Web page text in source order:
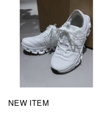
NEW ITEM